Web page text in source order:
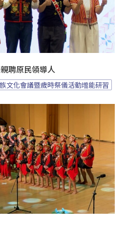
聘原民領導人
文化會議暨歲時祭儀活動增能研習